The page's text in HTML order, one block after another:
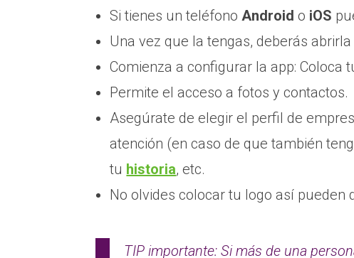
Si tienes un teléfono Android o iOS
Una vez que la tengas, deberás
Comienza a configurar la app: Coloca
Permite el acceso a fotos y contactos.
Asegúrate de elegir el perfil de
atención (en caso de que también
tu historia, etc.
No olvides colocar tu logo así pueden
TIP importante: Si más de una